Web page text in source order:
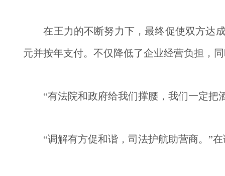
在王力的不断努力下，最终促使双方达成
元并按年支付。不仅降低了企业经营负担，
“有法院和政府给我们撑腰，我们一定把
“调解有方促和谐，司法护航助营商。”在